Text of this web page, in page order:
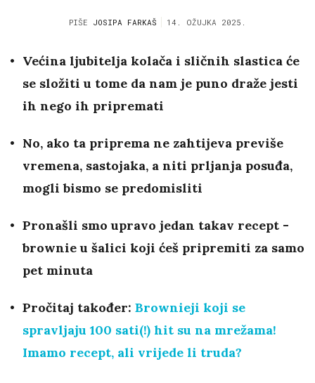
PIŠE JOSIPA FARKAŠ 14. OŽUJKA 2025.
Većina ljubitelja kolača i sličnih slastica će
se složiti u tome da nam je puno draže jesti
ih nego ih pripremati
No, ako ta priprema ne zahtijeva previše
vremena, sastojaka, a niti prljanja posuđa,
mogli bismo se predomisliti
Pronašli smo upravo jedan takav recept -
brownie u šalici koji ćeš pripremiti za samo
pet minuta
Pročitaj također: Brownieji koji se
spravljaju 100 sati(!) hit su na mrežama!
Imamo recept, ali vrijede li truda?